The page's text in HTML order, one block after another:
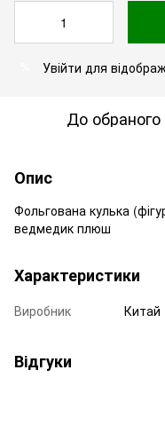
Увійти для
До обраного
Опис
Фольгована кулька
ведмедик плюш
Характеристики
Виробник Китай
Відгуки